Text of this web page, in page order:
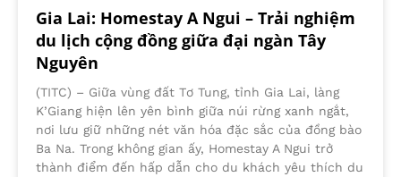
Gia Lai: Homestay A Ngui – Trải nghiệm
du lịch cộng đồng giữa đại ngàn Tây
Nguyên
(TITC) – Giữa vùng đất Tơ Tung, tỉnh Gia Lai, làng
K’Giang hiện lên yên bình giữa núi rừng xanh ngắt,
nơi lưu giữ những nét văn hóa đặc sắc của đồng bào
Ba Na. Trong không gian ấy, Homestay A Ngui trở
thành điểm đến hấp dẫn cho du khách yêu thích du